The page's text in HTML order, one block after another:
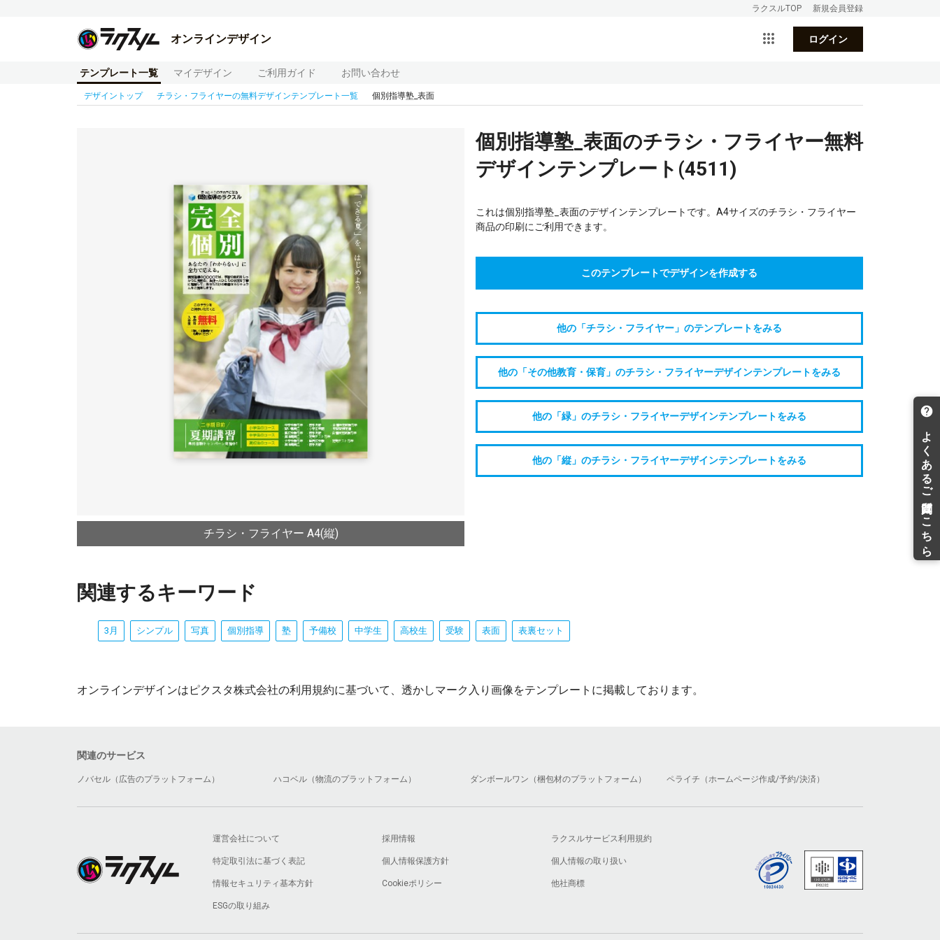
ラクスルTOP 新規会員登録
オンラインデザイン ログイン
テンプレート一覧 マイデザイン ご利用ガイド お問い合わせ
デザイントップ チラシ・フライヤーの無料デザインテンプレート一覧 個別指導塾_表面
チラシ・フライヤー A4(縦)
個別指導塾_表面のチラシ・フライヤー無料
デザインテンプレート(4511)
これは個別指導塾_表面のデザインテンプレートです。A4サイズのチラシ・フライヤー
商品の印刷にご利用できます。
このテンプレートでデザインを作成する
他の「チラシ・フライヤー」のテンプレートをみる
他の「その他教育・保育」のチラシ・フライヤーデザインテンプレートをみる
他の「緑」のチラシ・フライヤーデザインテンプレートをみる
他の「縦」のチラシ・フライヤーデザインテンプレートをみる
関連するキーワード
3月 シンプル 写真 個別指導 塾 予備校 中学生 高校生 受験 表面 表裏セット
オンラインデザインはピクスタ株式会社の利用規約に基づいて、透かしマーク入り画像をテンプレートに掲載しております。
関連のサービス
ノバセル（広告のプラットフォーム） ハコベル（物流のプラットフォーム） ダンボールワン（梱包材のプラットフォーム） ペライチ（ホームページ作成/予約/決済）
運営会社について 採用情報 ラクスルサービス利用規約
特定取引法に基づく表記 個人情報保護方針 個人情報の取り扱い
情報セキュリティ基本方針 Cookieポリシー 他社商標
ESGの取り組み